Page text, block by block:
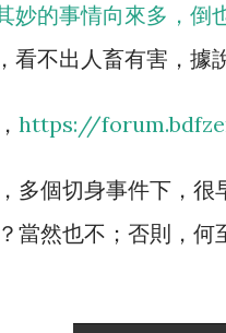
妙的事情向來多，倒
看不出人畜有害，據
https://
多個切身事件下，
當然也不；否則，何